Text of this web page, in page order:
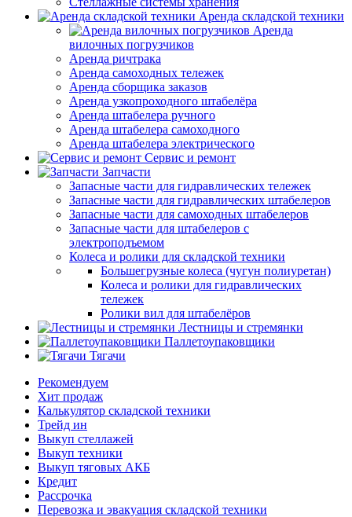
Аренда складской техники
Аренда
вилочных погрузчиков
Аренда ричтрака
Аренда самоходных тележек
Аренда сборщика заказов
Аренда узкопроходного штабелёра
Аренда штабелера ручного
Аренда штабелера самоходного
Аренда штабелера электрического
Сервис и ремонт
Запчасти
Запасные части для гидравлических тележек
Запасные части для гидравлических штабелеров
Запасные части для самоходных штабелеров
Запасные части для штабелеров с
электроподъемом
Колеса и ролики для складской техники
Большегрузные колеса (чугун полиуретан)
Колеса и ролики для гидравлических
тележек
Ролики вил для штабелёров
Лестницы и стремянки
Паллетоупаковщики
Тягачи
Рекомендуем
Хит продаж
Калькулятор складской техники
Трейд ин
Выкуп стеллажей
Выкуп техники
Выкуп тяговых АКБ
Кредит
Рассрочка
Перевозка и эвакуация складской техники